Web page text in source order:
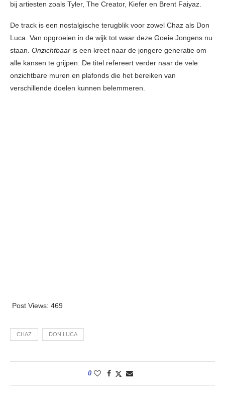
bij artiesten zoals Tyler, The Creator, Kiefer en Brent Faiyaz.
De track is een nostalgische terugblik voor zowel Chaz als Don
Luca. Van opgroeien in de wijk tot waar deze Goeie Jongens nu
staan. Onzichtbaar is een kreet naar de jongere generatie om
alle kansen te grijpen. De titel refereert verder naar de vele
onzichtbare muren en plafonds die het bereiken van
verschillende doelen kunnen belemmeren.
Post Views: 469
CHAZ DON LUCA
0